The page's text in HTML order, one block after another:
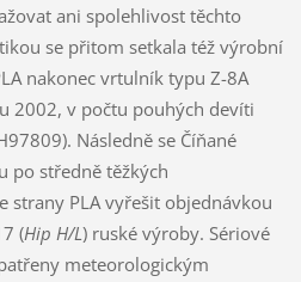
ani spolehlivost těchto
se přitom setkala též výrobní
nakonec vrtulník typu Z-8A
2002, v počtu pouhých devíti
Následně se Číňané
po středně těžkých
strany PLA vyřešit objednávkou
(Hip H/L) ruské výroby. Sériové
meteorologickým